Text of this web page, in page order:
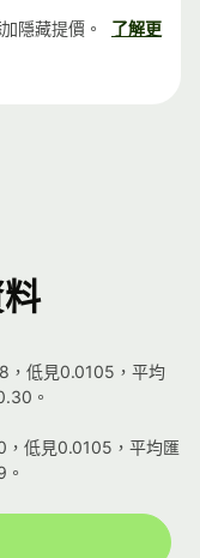
隱藏提價。
了解更
，低見0.0105，平均
。
，低見0.0105，平均匯